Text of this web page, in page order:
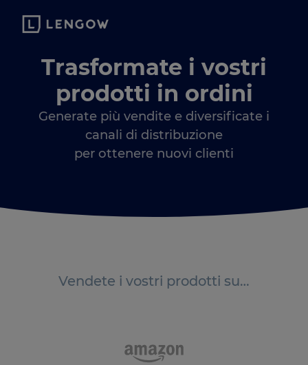
Trasformate i vostri
prodotti in ordini
Generate più vendite e diversificate i
canali di distribuzione
per ottenere nuovi clienti
Vendete i vostri prodotti su…